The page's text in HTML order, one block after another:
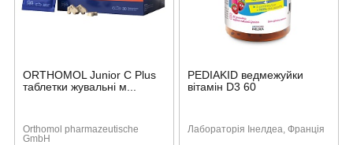
ORTHOMOL Junior C Plus
таблетки жувальні м...
Orthomol pharmazeutische
GmbH
PEDIAKID ведмежуйки
вітамін D3 60
Лабораторія Інелдеа, Франція